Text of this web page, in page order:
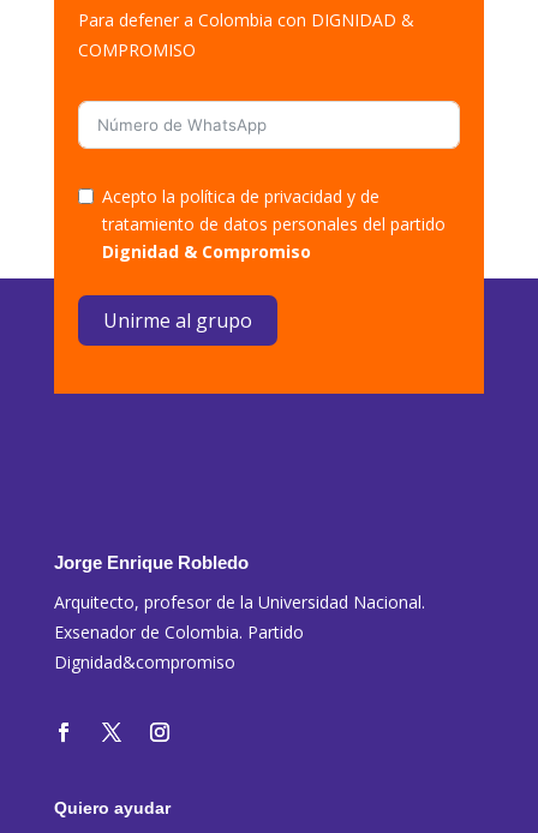
Para defener a Colombia con DIGNIDAD &
COMPROMISO
Acepto la política de privacidad y de
tratamiento de datos personales del partido
Dignidad & Compromiso
Unirme al grupo
Jorge Enrique Robledo
Arquitecto, profesor de la Universidad Nacional.
Exsenador de Colombia. Partido
Dignidad&compromiso
Quiero ayudar